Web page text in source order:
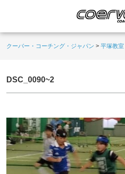
クーバー・コーチング・ジャパン >平塚教室
DSC_0090~2